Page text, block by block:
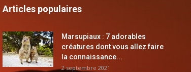
Articles populaires
Marsupiaux : 7 adorables
créatures dont vous allez faire
la connaissance...
2 septembre 2021